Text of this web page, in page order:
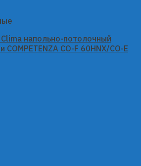
напольно-потолочный
COMPETENZA CO-F 60HNX/CO-E